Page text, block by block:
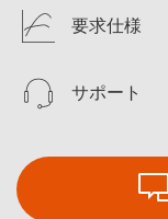
要求仕様
サポート